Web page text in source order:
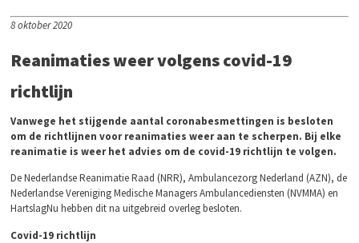
8 oktober 2020
Reanimaties weer volgens covid-19
richtlijn
Vanwege het stijgende aantal coronabesmettingen is besloten
om de richtlijnen voor reanimaties weer aan te scherpen. Bij elke
reanimatie is weer het advies om de covid-19 richtlijn te volgen.
De Nederlandse Reanimatie Raad (NRR), Ambulancezorg Nederland (AZN), de
Nederlandse Vereniging Medische Managers Ambulancediensten (NVMMA) en
HartslagNu hebben dit na uitgebreid overleg besloten.
Covid-19 richtlijn